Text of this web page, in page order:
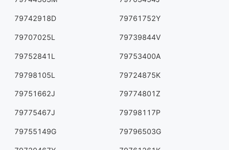
79742918D 79761752Y
79707025L 79739844V
79752841L 79753400A
79798105L 79724875K
79751662J 79774801Z
79775467J 79798117P
79755149G 79796503G